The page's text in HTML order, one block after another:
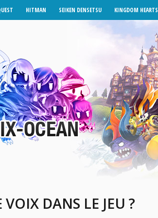
HITMAN SEIKEN DENSETSU KINGDOM HEARTS
DANS LE JEU ?